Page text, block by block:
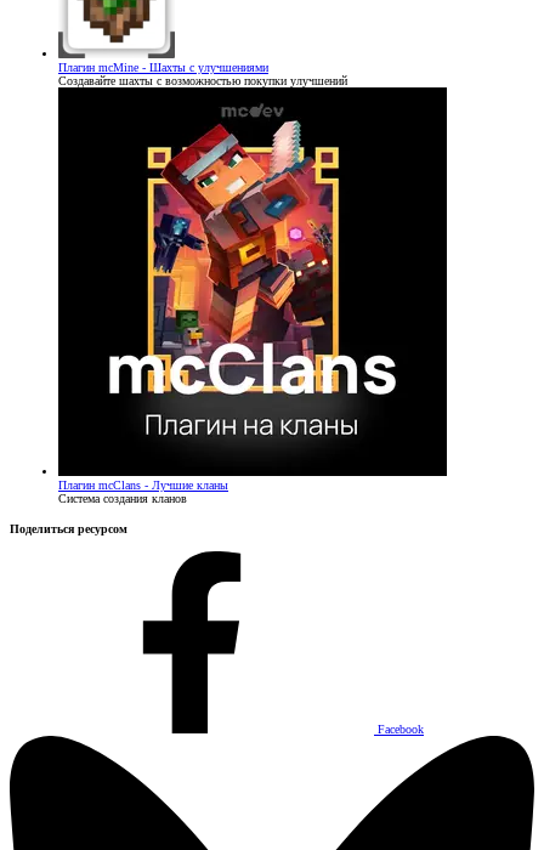
Плагин mcMine - Шахты с улучшениями
Создавайте шахты с возможностью покупки улучшений
Плагин mcClans - Лучшие кланы
Система создания кланов
Поделиться ресурсом
Facebook